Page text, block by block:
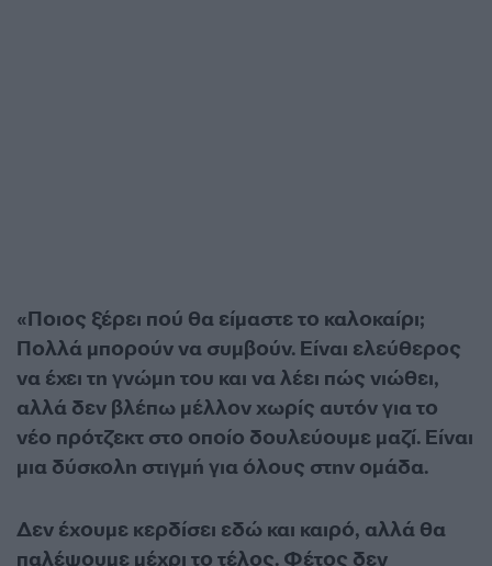
«Ποιος ξέρει πού θα είμαστε το καλοκαίρι;
Πολλά μπορούν να συμβούν. Είναι ελεύθερος
να έχει τη γνώμη του και να λέει πώς νιώθει,
αλλά δεν βλέπω μέλλον χωρίς αυτόν για το
νέο πρότζεκτ στο οποίο δουλεύουμε μαζί. Είναι
μια δύσκολη στιγμή για όλους στην ομάδα.
Δεν έχουμε κερδίσει εδώ και καιρό, αλλά θα
παλέψουμε μέχρι το τέλος. Φέτος δεν